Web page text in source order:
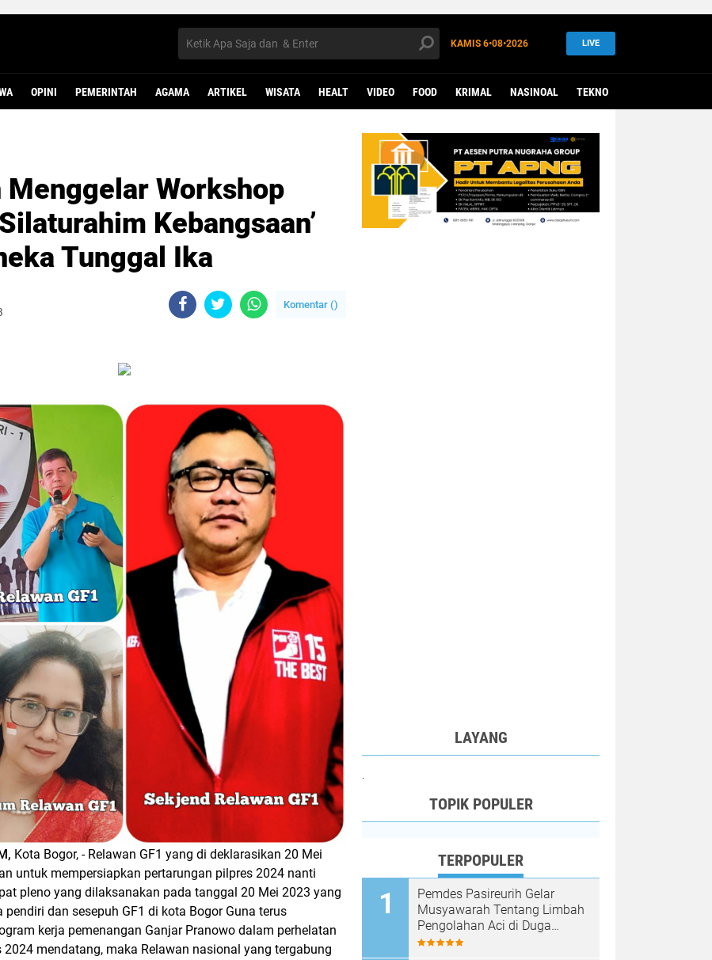
KAMIS 6•08•2026 LIVE
OPINI PEMERINTAH AGAMA ARTIKEL WISATA HEALT VIDEO FOOD KRIMAL NASINOAL TEKNO
Menggelar Workshop
Kebangsaan’
Tunggal Ika
Komentar ()
Kota Bogor, - Relawan GF1 yang di deklarasikan 20 Mei
untuk mempersiapkan pertarungan pilpres 2024 nanti
pleno yang dilaksanakan pada tanggal 20 Mei 2023 yang
pendiri dan sesepuh GF1 di kota Bogor Guna terus
kerja pemenangan Ganjar Pranowo dalam perhelatan
2024 mendatang, maka Relawan nasional yang tergabung
LAYANG
TOPIK POPULER
TERPOPULER
Pemdes Pasireurih Gelar
Musyawarah Tentang Limbah
Pengolahan Aci di Duga
Cemari Sungai Cisata